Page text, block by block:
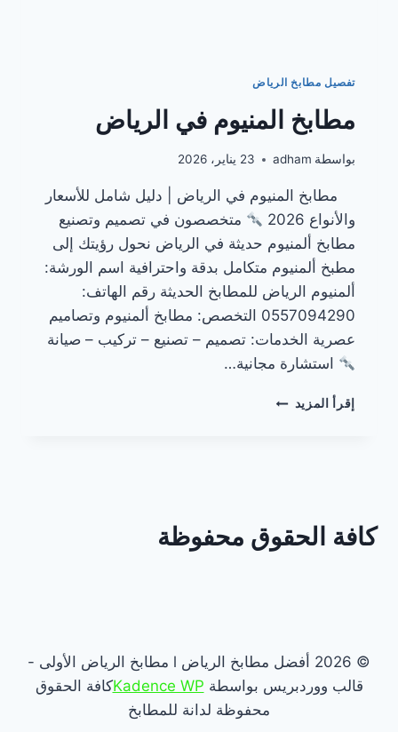
تفصيل مطابخ الرياض
مطابخ المنيوم في الرياض
بواسطة adham 23 يناير، 2026
مطابخ المنيوم في الرياض | دليل شامل للأسعار
والأنواع 2026
متخصصون في تصميم وتصنيع
مطابخ ألمنيوم حديثة في الرياض نحول رؤيتك إلى
مطبخ ألمنيوم متكامل بدقة واحترافية اسم الورشة:
ألمنيوم الرياض للمطابخ الحديثة رقم الهاتف:
0557094290 التخصص: مطابخ ألمنيوم وتصاميم
عصرية الخدمات: تصميم – تصنيع – تركيب – صيانة
استشارة مجانية…
إقرأ المزيد مطابخ
كافة الحقوق محفوظة
© 2026 أفضل مطابخ الرياض l مطابخ الرياض الأولى -
قالب ووردبريس بواسطة Kadence WPكافة الحقوق
محفوظة لدانة للمطابخ